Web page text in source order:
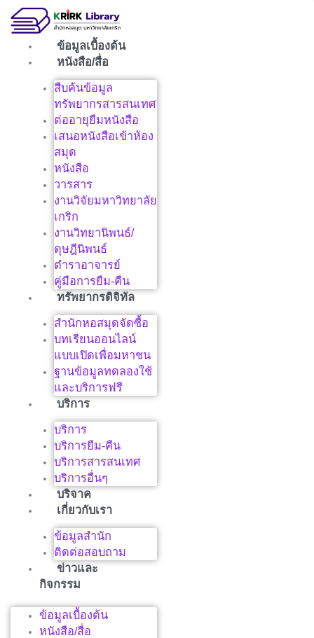
ข้อมูลเบื้องต้น
หนังสือ/สื่อ
สืบค้นข้อมูล
ทรัพยากรสารสนเทศ
ต่ออายุยืมหนังสือ
เสนอหนังสือเข้าห้อง
สมุด
หนังสือ
วารสาร
งานวิจัยมหาวิทยาลัย
เกริก
งานวิทยานิพนธ์/
ดุษฎีนิพนธ์
ตำราอาจารย์
คู่มือการยืม-คืน
ทรัพยากรดิจิทัล
สำนักหอสมุดจัดซื้อ
บทเรียนออนไลน์
แบบเปิดเพื่อมหาชน
ฐานข้อมูลทดลองใช้
และบริการฟรี
บริการ
บริการ
บริการยืม-คืน
บริการสารสนเทศ
บริการอื่นๆ
บริจาค
เกี่ยวกับเรา
ข้อมูลสำนัก
ติดต่อสอบถาม
ข่าวและ
กิจกรรม
ข้อมูลเบื้องต้น
หนังสือ/สื่อ